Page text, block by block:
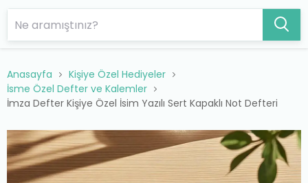
Anasayfa
Kişiye Özel Hediyeler
İsme Özel Defter ve Kalemler
İmza Defter Kişiye Özel İsim Yazılı Sert Kapaklı Not Defteri